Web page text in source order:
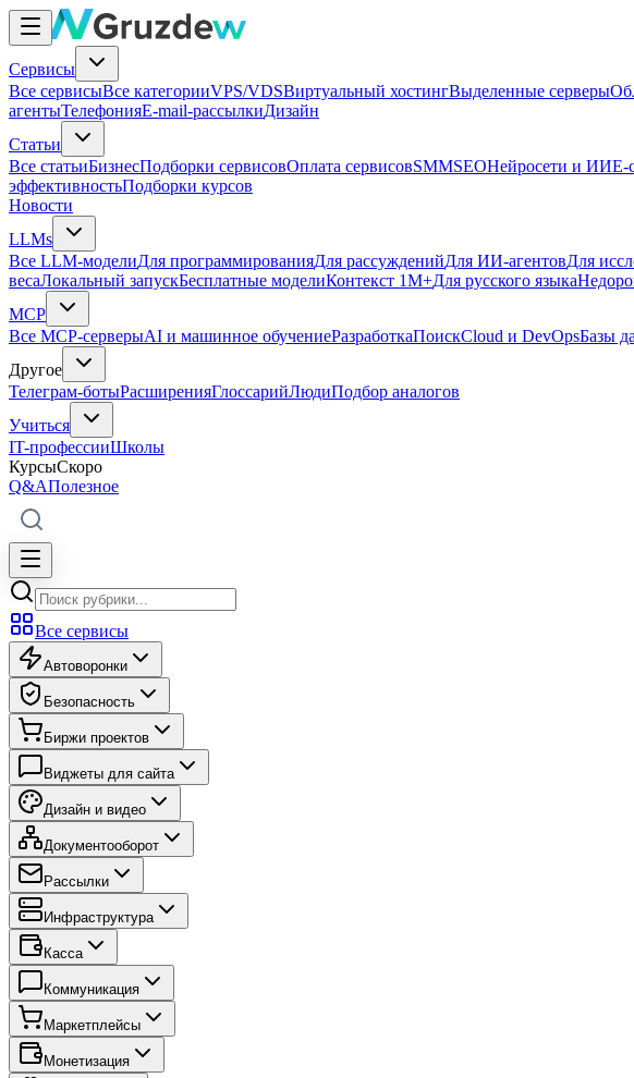
Сервисы
Все сервисыВсе категорииVPS/VDSВиртуальный хостингВыделенные серверы
агентыТелефонияE-mail-рассылкиДизайн
Статьи
Все статьиБизнесПодборки сервисовОплата сервисовSMMSEOНейросети и ИИE-
эффективностьПодборки курсов
Новости
LLMs
Все LLM-моделиДля программированияДля рассужденийДля ИИ-агентовДля
весаЛокальный запускБесплатные моделиКонтекст 1M+Для русского языка
MCP
Все MCP-серверыAI и машинное обучениеРазработкаПоискCloud и DevOpsБазы
Другое
Телеграм-ботыРасширенияГлоссарийЛюдиПодбор аналогов
Учиться
IT-профессииШколы
КурсыСкоро
Q&AПолезное
Все сервисы
Автоворонки
Безопасность
Биржи проектов
Виджеты для сайта
Дизайн и видео
Документооборот
Рассылки
Инфраструктура
Касса
Коммуникация
Маркетплейсы
Монетизация